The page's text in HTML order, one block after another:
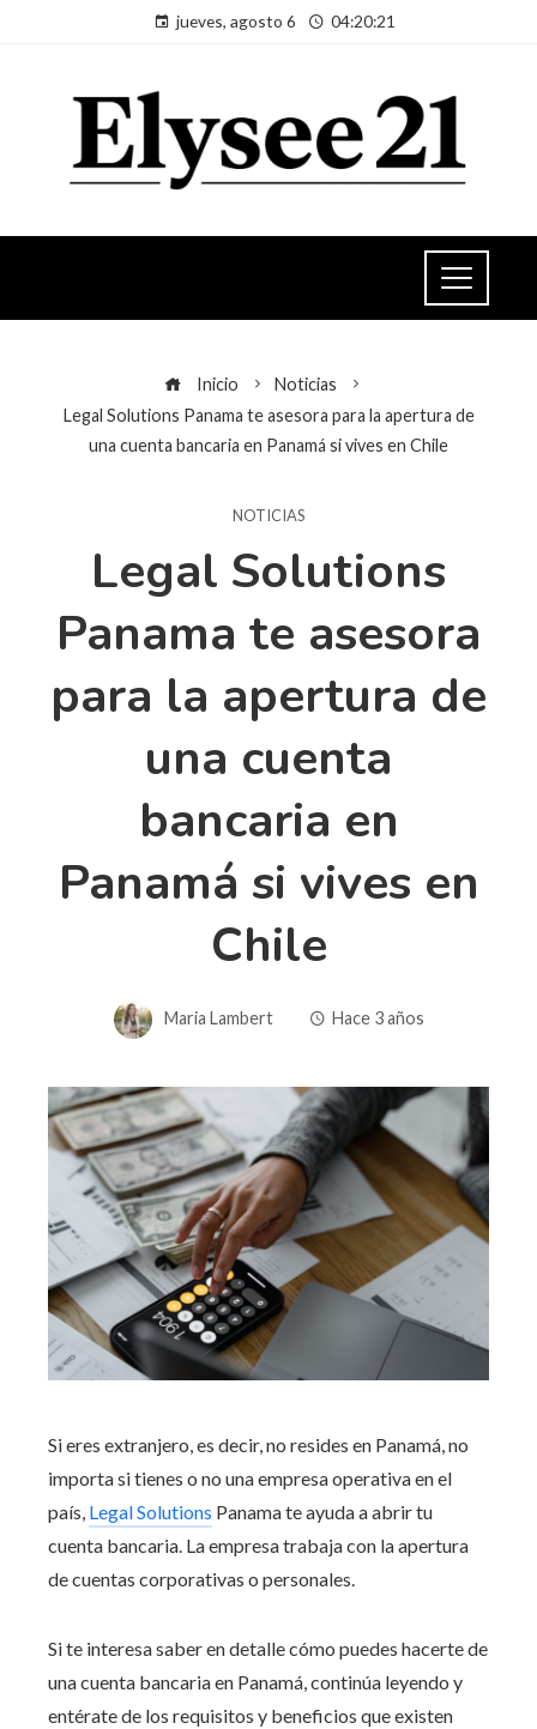
jueves, agosto 6 04:20:21
Inicio
Noticias
Legal Solutions Panama te asesora para la apertura de
una cuenta bancaria en Panamá si vives en Chile
NOTICIAS
Legal Solutions
Panama te asesora
para la apertura de
una cuenta
bancaria en
Panamá si vives en
Chile
Maria Lambert Hace 3 años
Si eres extranjero, es decir, no resides en Panamá, no
importa si tienes o no una empresa operativa en el
país, Legal Solutions Panama te ayuda a abrir tu
cuenta bancaria. La empresa trabaja con la apertura
de cuentas corporativas o personales.
Si te interesa saber en detalle cómo puedes hacerte de
una cuenta bancaria en Panamá, continúa leyendo y
entérate de los requisitos y beneficios que existen